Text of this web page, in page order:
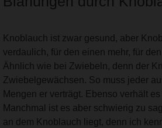
Knoblauch ist zwar gesund, aber
verdaulich, für den einen mehr, für
Ähnlich wie bei Zwiebeln, denn der
Zwiebelgewächsen. So muss jeder
Mengen er verträgt. Ebenso verhält
Manchmal ist es aber schwierig zu
an dem Knoblauch liegt, denn ich